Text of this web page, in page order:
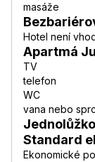
masáže
Hotel není
Apartmá
TV
telefon
WC
vana nebo
Standard
Ekonomické